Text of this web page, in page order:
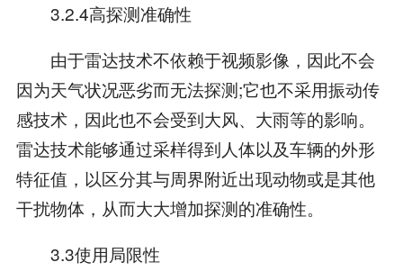
3.2.4高探测准确性
由于雷达技术不依赖于视频影像，因此不会
因为天气状况恶劣而无法探测;它也不采用振动传
感技术，因此也不会受到大风、大雨等的影响。
雷达技术能够通过采样得到人体以及车辆的外形
特征值，以区分其与周界附近出现动物或是其他
干扰物体，从而大大增加探测的准确性。
3.3使用局限性